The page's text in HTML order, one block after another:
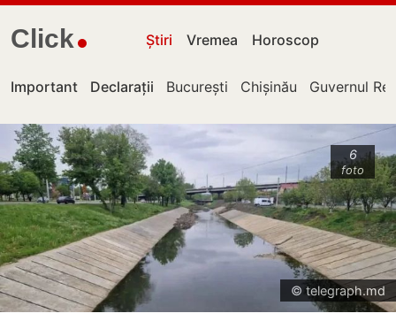
Click Știri Vremea Horoscop
Important Declarații București Chișinău Guvernul
6
foto
© telegraph.md